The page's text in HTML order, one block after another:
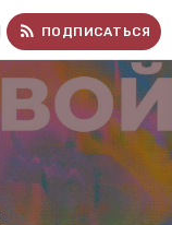
rss_feed ПОДПИСАТЬСЯ